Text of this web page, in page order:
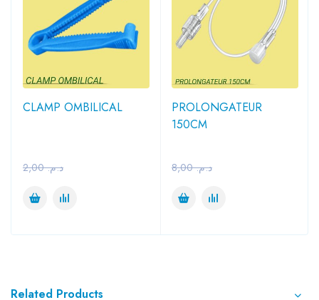
CLAMP OMBILICAL
د.م.2,00
PROLONGATEUR
150CM
د.م.8,00
Related Products